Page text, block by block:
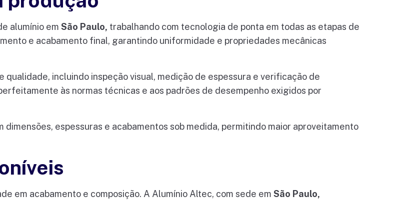
alumínio emSão Paulo, trabalhando com tecnologia de ponta em todas as etapas de
e acabamento final, garantindo uniformidade e propriedades mecânicas
qualidade, incluindo inspeção visual, medição de espessura e verificação de
às normas técnicas e aos padrões de desempenho exigidos por
espessuras e acabamentos sob medida, permitindo maior aproveitamento
em acabamento e composição. A Alumínio Altec, com sede emSão Paulo,